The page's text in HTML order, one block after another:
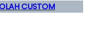
CUSTOM